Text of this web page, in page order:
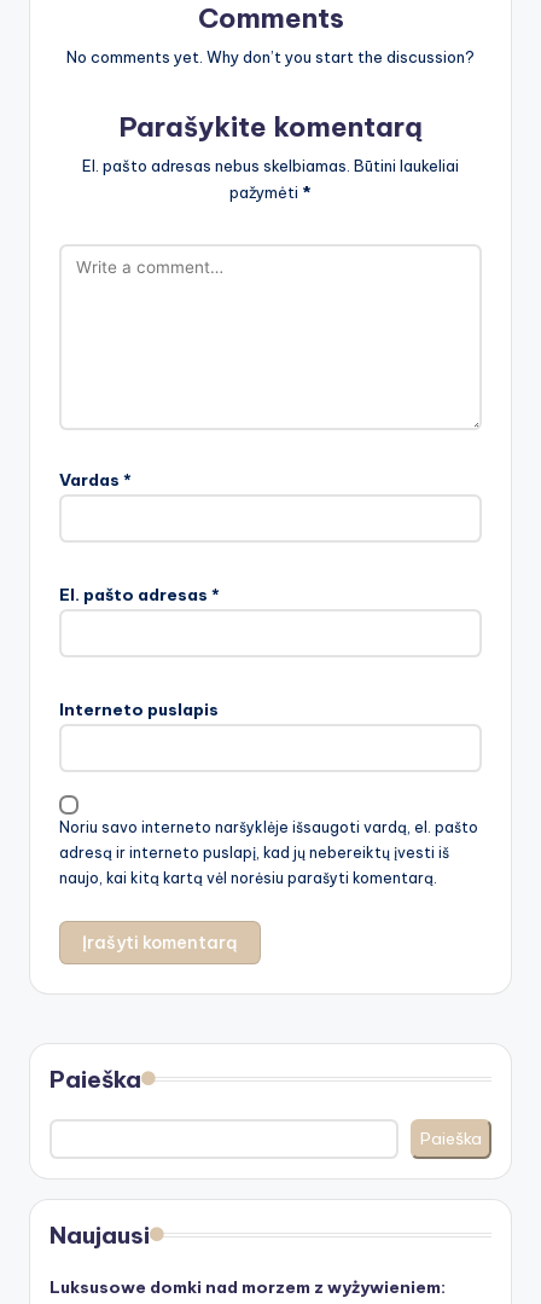
Comments
No comments yet. Why don’t you start the discussion?
Parašykite komentarą
El. pašto adresas nebus skelbiamas. Būtini laukeliai
pažymėti *
Vardas *
El. pašto adresas *
Interneto puslapis
Noriu savo interneto naršyklėje išsaugoti vardą, el. pašto
adresą ir interneto puslapį, kad jų nebereiktų įvesti iš
naujo, kai kitą kartą vėl norėsiu parašyti komentarą.
Paieška
Paieška
Naujausi
Luksusowe domki nad morzem z wyżywieniem: